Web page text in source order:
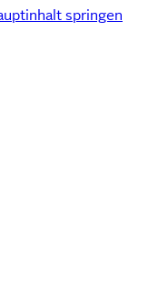
springen